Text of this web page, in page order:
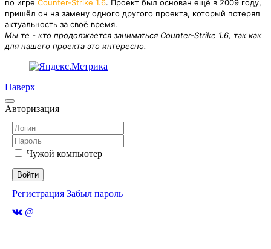
по игре Counter-Strike 1.6. Проект был основан ещё в 2009 году,
пришёл он на замену одного другого проекта, который потерял
актуальность за своё время.
Мы те - кто продолжается заниматься Counter-Strike 1.6, так как
для нашего проекта это интересно.
Наверх
Авторизация
Чужой компьютер
Войти
Регистрация Забыл пароль
@